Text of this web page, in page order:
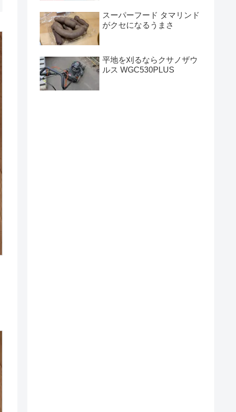
スーパーフード タマリンド
がクセになるうまさ
平地を刈るならクサノザウ
ルス WGC530PLUS